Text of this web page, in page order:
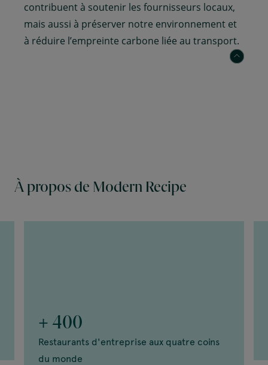
personnel expérimenté, nos espaces Modern
Recipe offrent les meilleures conditions
possibles pour répondre aux besoins de vos
employés. Dans une atmosphère agréable, ils
À propos de Modern Recipe
+ 400
Restaurants d'entreprise aux quatre coins
du monde